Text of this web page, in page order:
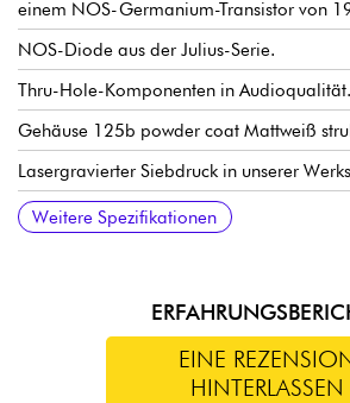
einem NOS-Germanium-Transistor von
NOS-Diode aus der Julius-Serie.
Thru-Hole-Komponenten in Audioqualität.
Gehäuse 125b powder coat Mattweiß
Lasergravierter Siebdruck in unserer
Stromverbrauch: weniger als 20mA.
9VDC-Netzteil, das nur mit einem
gefilterte negative Mitte für eine optimale
Größe: 12,8 cm (L) x 6,4 cm (B) x 5,8 cm
Gewicht: 318 g.
Weitere Spezifikationen
EINE
HINTERLASSEN